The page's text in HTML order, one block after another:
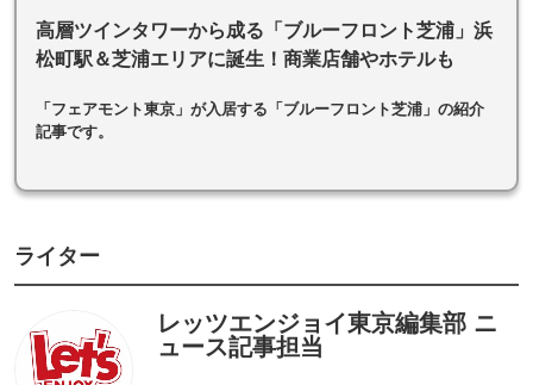
高層ツインタワーから成る「ブルーフロント芝浦」浜
松町駅＆芝浦エリアに誕生！商業店舗やホテルも
「フェアモント東京」が入居する「ブルーフロント芝浦」の紹介
記事です。
ライター
レッツエンジョイ東京編集部 ニ
ュース記事担当